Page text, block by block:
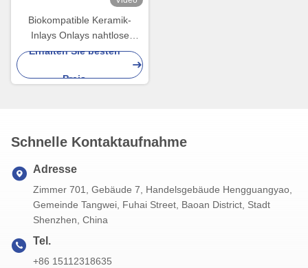
Biokompatible Keramik-
Inlays Onlays nahtlose
Zahnrestaurierung mit
Erhalten Sie besten
Preis
Schnelle Kontaktaufnahme
Adresse
Zimmer 701, Gebäude 7, Handelsgebäude Hengguangyao,
Gemeinde Tangwei, Fuhai Street, Baoan District, Stadt
Shenzhen, China
Tel.
+86 15112318635